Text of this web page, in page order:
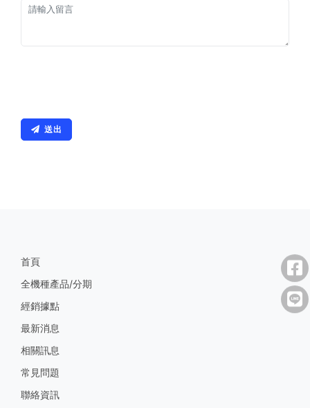
送出
首頁
全機種產品/分期
經銷據點
最新消息
相關訊息
常見問題
聯絡資訊